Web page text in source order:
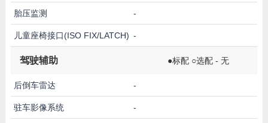
胎压监测 -
儿童座椅接口(ISO FIX/LATCH) -
驾驶辅助 ●标配 ○选配 - 无
后倒车雷达 -
驻车影像系统 -